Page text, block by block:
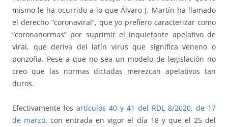
mismo le ha ocurrido a lo que Álvaro J. Martín ha llamado
el derecho “coronaviral”, que yo prefiero caracterizar como
“coronanormas” por suprimir el inquietante apelativo de
viral, que deriva del latín virus que significa veneno o
ponzoña. Pese a que no sea un modelo de legislación no
creo que las normas dictadas merezcan apelativos tan
duros.
Efectivamente los artículos 40 y 41 del RDL 8/2020, de 17
de marzo, con entrada en vigor el día 18 y que el 25 del